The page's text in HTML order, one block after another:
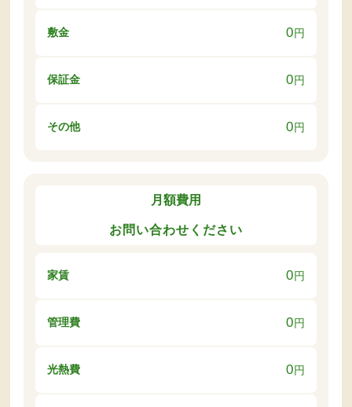
敷金 0円
保証金 0円
その他 0円
月額費用
お問い合わせください
家賃 0円
管理費 0円
光熱費 0円